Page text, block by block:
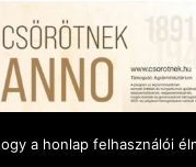
a honlap felhasználói